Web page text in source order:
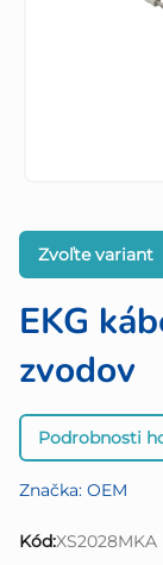
EKG
zvodov
Priemerné
hodnotenie
je
0,0
Podrobnosti
Značka: OEM
Kód:XS2028MKA
Zvoľte variant